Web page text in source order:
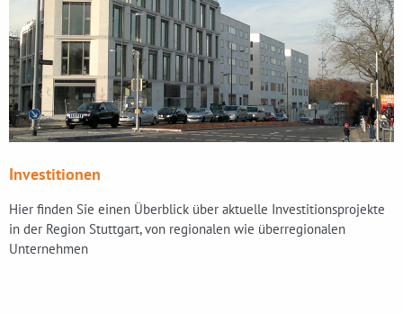
Investitionen
Hier finden Sie einen Überblick über aktuelle Investitionsprojekte
in der Region Stuttgart, von regionalen wie überregionalen
Unternehmen